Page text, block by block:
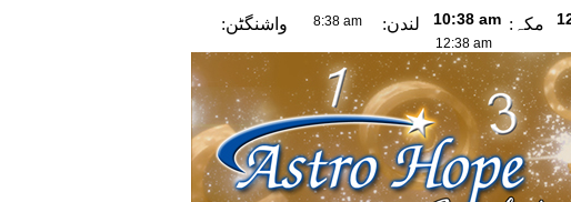
مکہ: لندن: واشنگٹن: